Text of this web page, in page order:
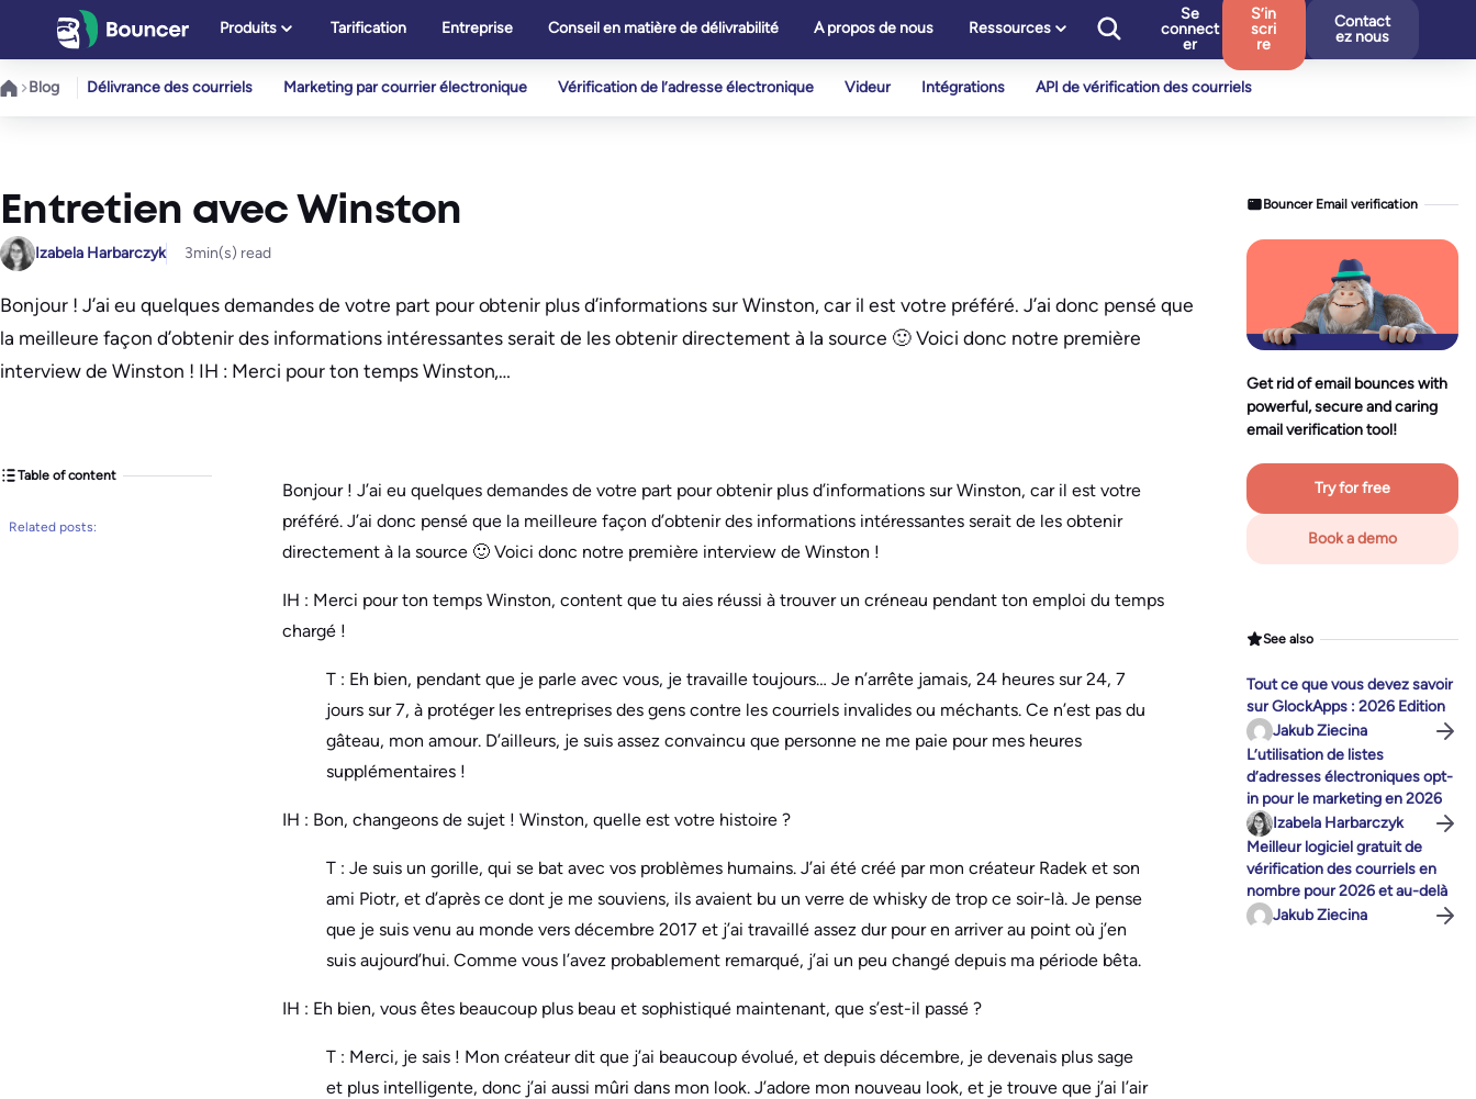
contenu
Produits Tarification Entreprise Conseil en matière de délivrabilité A propos de nous Ressources
Se
connect
er
S’in
scri
re
Contact
ez nous
Blog Délivrance des courriels Marketing par courrier électronique Vérification de l’adresse électronique Videur Intégrations API de vérification des courriels
Entretien avec Winston
Izabela Harbarczyk 3min(s) read
Bonjour ! J’ai eu quelques demandes de votre part pour obtenir plus d’informations sur Winston, car il est votre préféré. J’ai donc pensé que
la meilleure façon d’obtenir des informations intéressantes serait de les obtenir directement à la source 🙂 Voici donc notre première
interview de Winston ! IH : Merci pour ton temps Winston,…
Table of content
Related posts:
Bonjour ! J’ai eu quelques demandes de votre part pour obtenir plus d’informations sur Winston, car il est votre
préféré. J’ai donc pensé que la meilleure façon d’obtenir des informations intéressantes serait de les obtenir
directement à la source 🙂 Voici donc notre première interview de Winston !
IH : Merci pour ton temps Winston, content que tu aies réussi à trouver un créneau pendant ton emploi du temps
chargé !
T : Eh bien, pendant que je parle avec vous, je travaille toujours… Je n’arrête jamais, 24 heures sur 24, 7
jours sur 7, à protéger les entreprises des gens contre les courriels invalides ou méchants. Ce n’est pas du
gâteau, mon amour. D’ailleurs, je suis assez convaincu que personne ne me paie pour mes heures
supplémentaires !
IH : Bon, changeons de sujet ! Winston, quelle est votre histoire ?
T : Je suis un gorille, qui se bat avec vos problèmes humains. J’ai été créé par mon créateur Radek et son
ami Piotr, et d’après ce dont je me souviens, ils avaient bu un verre de whisky de trop ce soir-là. Je pense
que je suis venu au monde vers décembre 2017 et j’ai travaillé assez dur pour en arriver au point où j’en
suis aujourd’hui. Comme vous l’avez probablement remarqué, j’ai un peu changé depuis ma période bêta.
IH : Eh bien, vous êtes beaucoup plus beau et sophistiqué maintenant, que s’est-il passé ?
T : Merci, je sais ! Mon créateur dit que j’ai beaucoup évolué, et depuis décembre, je devenais plus sage
et plus intelligente, donc j’ai aussi mûri dans mon look. J’adore mon nouveau look, et je trouve que j’ai l’air
Bouncer Email verification
Get rid of email bounces with
powerful, secure and caring
email verification tool!
Try for free
Book a demo
See also
Tout ce que vous devez savoir
sur GlockApps : 2026 Edition
Jakub Ziecina
L’utilisation de listes
d’adresses électroniques opt-
in pour le marketing en 2026
Izabela Harbarczyk
Meilleur logiciel gratuit de
vérification des courriels en
nombre pour 2026 et au-delà
Jakub Ziecina